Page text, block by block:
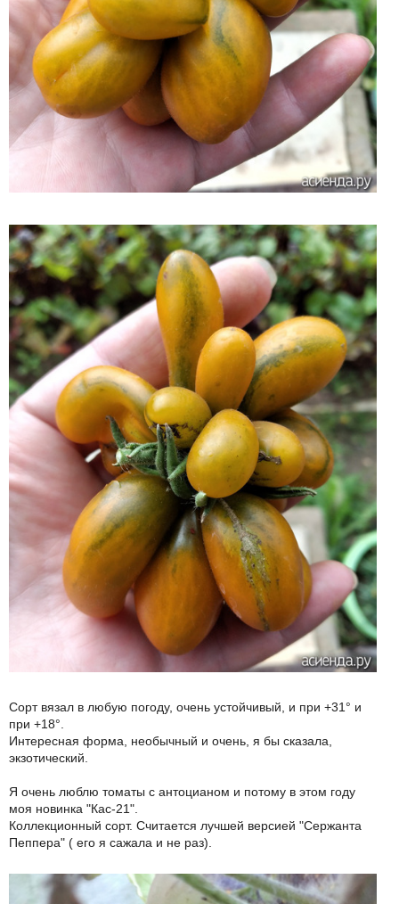
Сорт вязал в любую погоду, очень устойчивый, и при +31° и
при +18°.
Интересная форма, необычный и очень, я бы сказала,
экзотический.
Я очень люблю томаты с антоцианом и потому в этом году
моя новинка "Кас-21".
Коллекционный сорт. Считается лучшей версией "Сержанта
Пеппера" ( его я сажала и не раз).